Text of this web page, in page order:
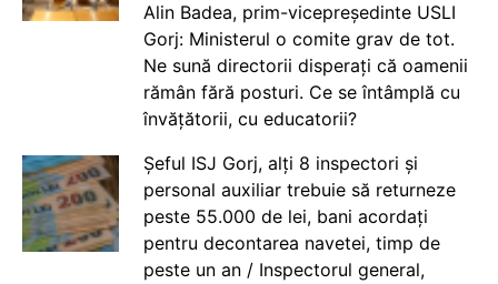
Alin Badea, prim-vicepreședinte USLI
Gorj: Ministerul o comite grav de tot.
Ne sună directorii disperați că oamenii
rămân fără posturi. Ce se întâmplă cu
învățătorii, cu educatorii?
Șeful ISJ Gorj, alți 8 inspectori și
personal auxiliar trebuie să returneze
peste 55.000 de lei, bani acordați
pentru decontarea navetei, timp de
peste un an / Inspectorul general,